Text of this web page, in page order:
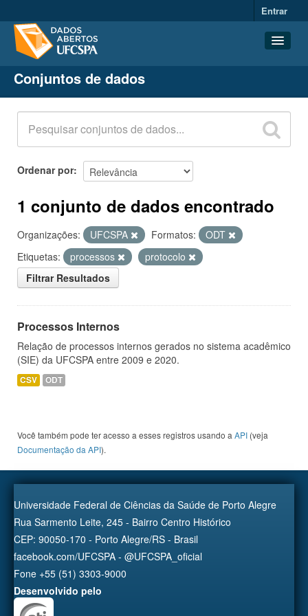
Entrar
Conjuntos de dados
Organizações
Grupos
Sobre
Conjuntos de dados
Ordenar por
1 conjunto de dados encontrado
Organizações: UFCSPA Formatos:
ODT
Etiquetas:
processos
protocolo
Filtrar Resultados
Processos Internos
Relação de processos internos gerados no sistema acadêmico
(SIE) da UFCSPA entre 2009 e 2020.
CSV ODT
Você também pode ter acesso a esses registros usando a API (veja
Documentação da API).
Universidade Federal de Ciências da Saúde de Porto Alegre
Rua Sarmento Leite, 245 - Bairro Centro Histórico
CEP: 90050-170 - Porto Alegre/RS - Brasil
facebook.com/UFCSPA - @UFCSPA_oficial
Fone +55 (51) 3303-9000
Desenvolvido pelo